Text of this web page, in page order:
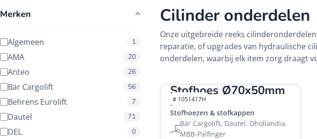
Merken
Algemeen 1
AMA 20
Anteo 26
Bär Cargolift 56
Behrens Eurolift 7
Dautel 71
DEL 0
Cilinder onderdelen
Onze uitgebreide reeks
reparatie, of upgrades van hydraulische
onderdelen, waarbij elk item zorg draagt
Stofhoes Ø70x50mm
HACO
Stofhoezen & stofkappen
Bär Cargolift, Dautel, Dhollandia,
MBB-Palfinger
# 1051417H